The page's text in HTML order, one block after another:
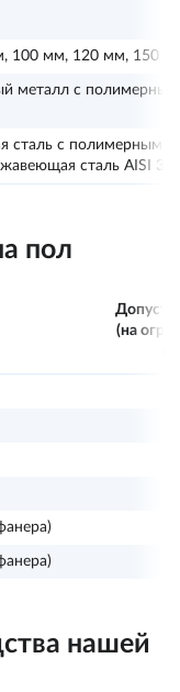
100 мм, 120 мм, 150
металл с
сталь с полимерным
сталь AISI
пол
(на
нашей